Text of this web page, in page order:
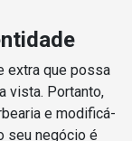
extra que possa
vista. Portanto,
e modificá-
seu negócio é